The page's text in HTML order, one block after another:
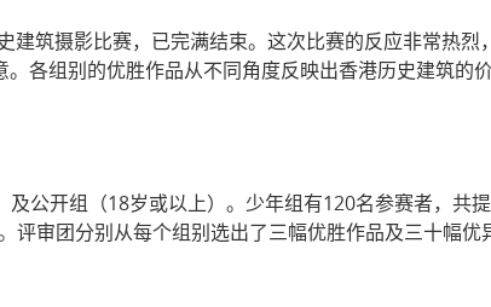
建筑摄影比赛，已完满结束。这次比赛的反应非常热烈
各组别的优胜作品从不同角度反映出香港历史建筑的
公开组（18岁或以上）。少年组有120名参赛者，共
审团分别从每个组别选出了三幅优胜作品及三十幅优